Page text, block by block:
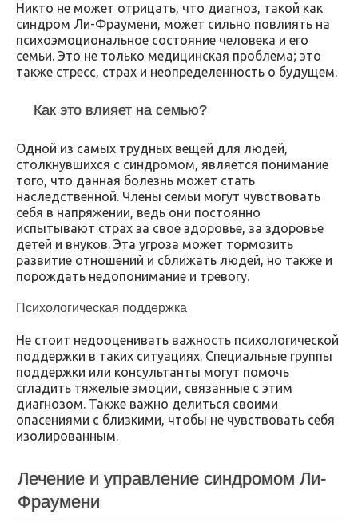
Никто не может отрицать, что диагноз, такой как
синдром Ли-Фраумени, может сильно повлиять на
психоэмоциональное состояние человека и его
семьи. Это не только медицинская проблема; это
также стресс, страх и неопределенность о будущем.
Как это влияет на семью?
Одной из самых трудных вещей для людей,
столкнувшихся с синдромом, является понимание
того, что данная болезнь может стать
наследственной. Члены семьи могут чувствовать
себя в напряжении, ведь они постоянно
испытывают страх за свое здоровье, за здоровье
детей и внуков. Эта угроза может тормозить
развитие отношений и сближать людей, но также и
порождать недопонимание и тревогу.
Психологическая поддержка
Не стоит недооценивать важность психологической
поддержки в таких ситуациях. Специальные группы
поддержки или консультанты могут помочь
сгладить тяжелые эмоции, связанные с этим
диагнозом. Также важно делиться своими
опасениями с близкими, чтобы не чувствовать себя
изолированным.
Лечение и управление синдромом Ли-
Фраумени